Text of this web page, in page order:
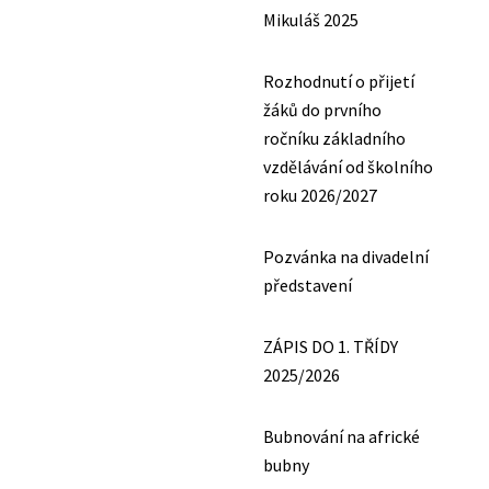
Mikuláš 2025
Rozhodnutí o přijetí
žáků do prvního
ročníku základního
vzdělávání od školního
roku 2026/2027
Pozvánka na divadelní
představení
ZÁPIS DO 1. TŘÍDY
2025/2026
Bubnování na africké
bubny